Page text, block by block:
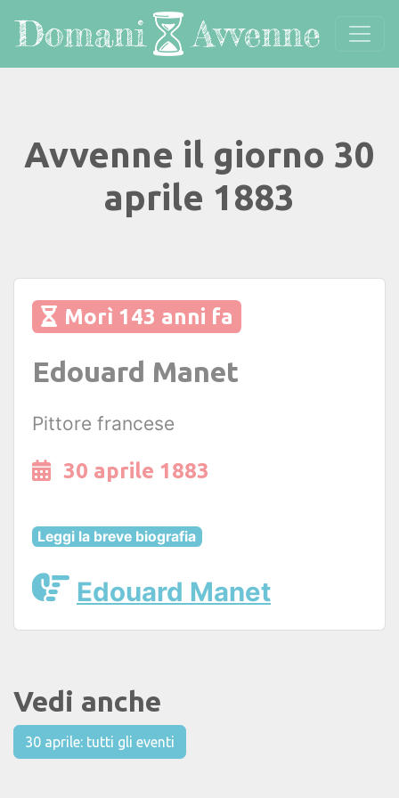
Avvenne il giorno 30
aprile 1883
Morì 143 anni fa
Edouard Manet
Pittore francese
30 aprile 1883
Leggi la breve biografia
Edouard Manet
Vedi anche
30 aprile: tutti gli eventi